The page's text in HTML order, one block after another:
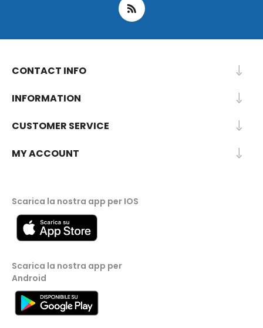
CONTACT INFO
INFORMATION
CUSTOMER SERVICE
MY ACCOUNT
Scarica la nostra app per IOS
Scarica la nostra app per
Android